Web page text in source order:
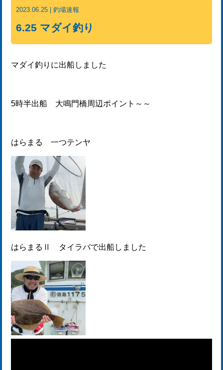
2023.06.25 | 釣場速報
6.25 マダイ釣り
マダイ釣りに出船しました
5時半出船 大鳴門橋周辺ポイント～～
はらまる 一つテンヤ
はらまるⅡ タイラバで出船しました